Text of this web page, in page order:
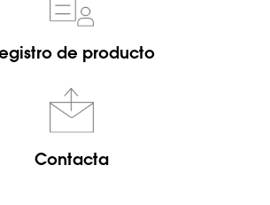
de producto
Contacta